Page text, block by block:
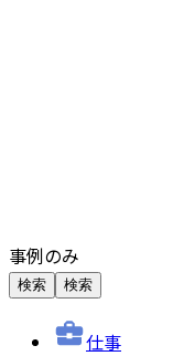
事例のみ
検索 検索
仕事